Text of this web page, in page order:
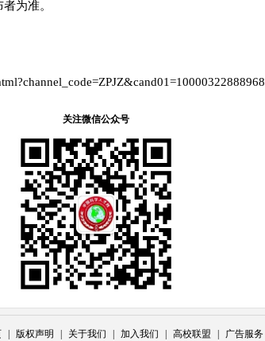
为准。
关注微信公众号
版权声明 关于我们 加入我们 高校联盟 广告服务